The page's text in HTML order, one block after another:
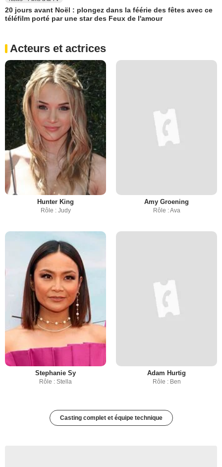
20 jours avant Noël : plongez dans la féérie des fêtes avec ce
téléfilm porté par une star des Feux de l'amour
Acteurs et actrices
Hunter King
Rôle : Judy
Amy Groening
Rôle : Ava
Stephanie Sy
Rôle : Stella
Adam Hurtig
Rôle : Ben
Casting complet et équipe technique